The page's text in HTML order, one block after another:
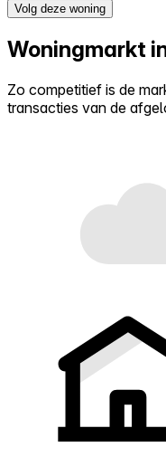
Volg deze woning
Woningmarkt
Zo competitief is de
transacties van de